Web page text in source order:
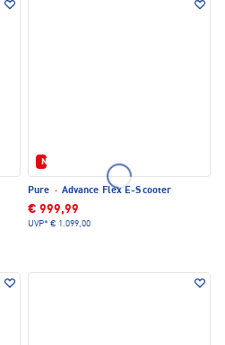
Neu
Pure · Advance Flex E-Scooter
€ 999,99
UVP* € 1.099,00